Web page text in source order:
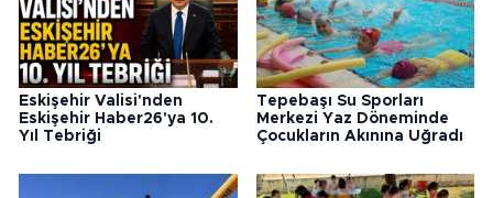
Eskişehir Valisi'nden
Eskişehir Haber26'ya 10.
Yıl Tebriği
Tepebaşı Su Sporları
Merkezi Yaz Döneminde
Çocukların Akınına Uğradı